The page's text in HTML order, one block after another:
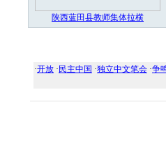
陕西蓝田县教师集体拉横
·开放 · 民主中国 ·独立中文笔会 ·争